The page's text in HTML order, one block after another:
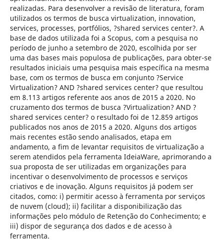
realizadas. Para desenvolver a revisão de literatura, foram
utilizados os termos de busca virtualization, innovation,
services, processes, portfólios, ?shared services center?. A
base de dados utilizada foi a Scopus, com a pesquisa no
período de junho a setembro de 2020, escolhida por ser
uma das bases mais populosa de publicações, para obter-se
resultados iniciais uma pesquisa mais específica na mesma
base, com os termos de busca em conjunto ?Service
Virtualization? AND ?shared services center? que resultou
em 8.113 artigos referente aos anos de 2015 a 2020. No
cruzamento dos termos de busca ?Virtualization? AND ?
shared services center? o resultado foi de 12.859 artigos
publicados nos anos de 2015 a 2020. Alguns dos artigos
mais recentes estão sendo analisados, etapa em
andamento, a fim de levantar requisitos de virtualização a
serem atendidos pela ferramenta IdeiaWare, aprimorando a
sua proposta de ser utilizadas em organizações para
incentivar o desenvolvimento de processos e serviços
criativos e de inovação. Alguns requisitos já podem ser
citados, como: i) permitir acesso à ferramenta por serviços
de nuvem (cloud); ii) facilitar a disponibilização das
informações pelo módulo de Retenção do Conhecimento; e
iii) dispor de segurança dos dados e de acesso à
ferramenta.